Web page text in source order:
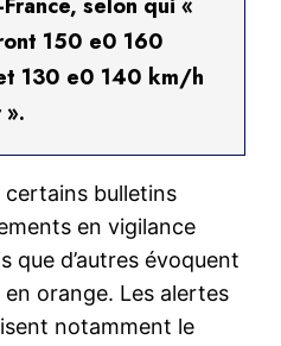
150 e0 160
130 e0 140 km/h
certains bulletins
en vigilance
que d’autres évoquent
orange. Les alertes
notamment le